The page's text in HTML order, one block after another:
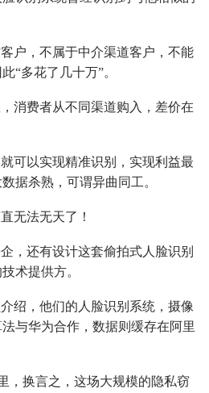
户，不属于中介渠道客户，不能
“多花了几十万”。
消费者从不同渠道购入，差价在
可以实现精准识别，实现利益最
据杀熟，可谓异曲同工。
无法无天了！
，还有设计这套偷拍式人脸识别
术提供方。
绍，他们的人脸识别系统，摄像
与华为合作，数据则缓存在阿里
，换言之，这场大规模的隐私窃